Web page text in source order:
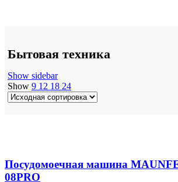
Бытовая техника
Show sidebar
Show 9 12 18 24
Посудомоечная машина
08PRO